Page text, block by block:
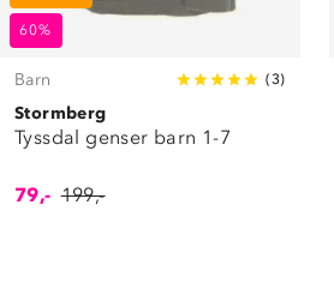
60%
Barn (3)
Stormberg
Tyssdal genser barn 1-7
79,- 199,-